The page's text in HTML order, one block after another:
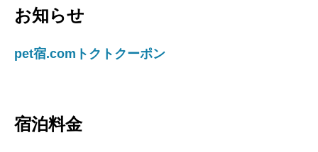
お知らせ
pet宿.comトクトクーポン
宿泊料金